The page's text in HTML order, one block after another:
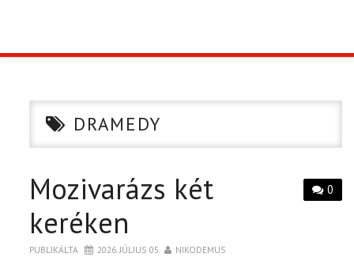
CIKK
PÓLÓ RENDELÉS
DRAMEDY
0
Mozivarázs két
keréken
PUBLIKÁLTA 2026. JÚLIUS 05. NIKODEMUS